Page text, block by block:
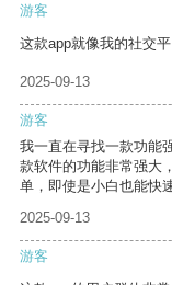
游客
这款app就像我的社交
2025-09-13
游客
我一直在寻找一款功能
款软件的功能非常强大
单，即使是小白也能快
2025-09-13
游客